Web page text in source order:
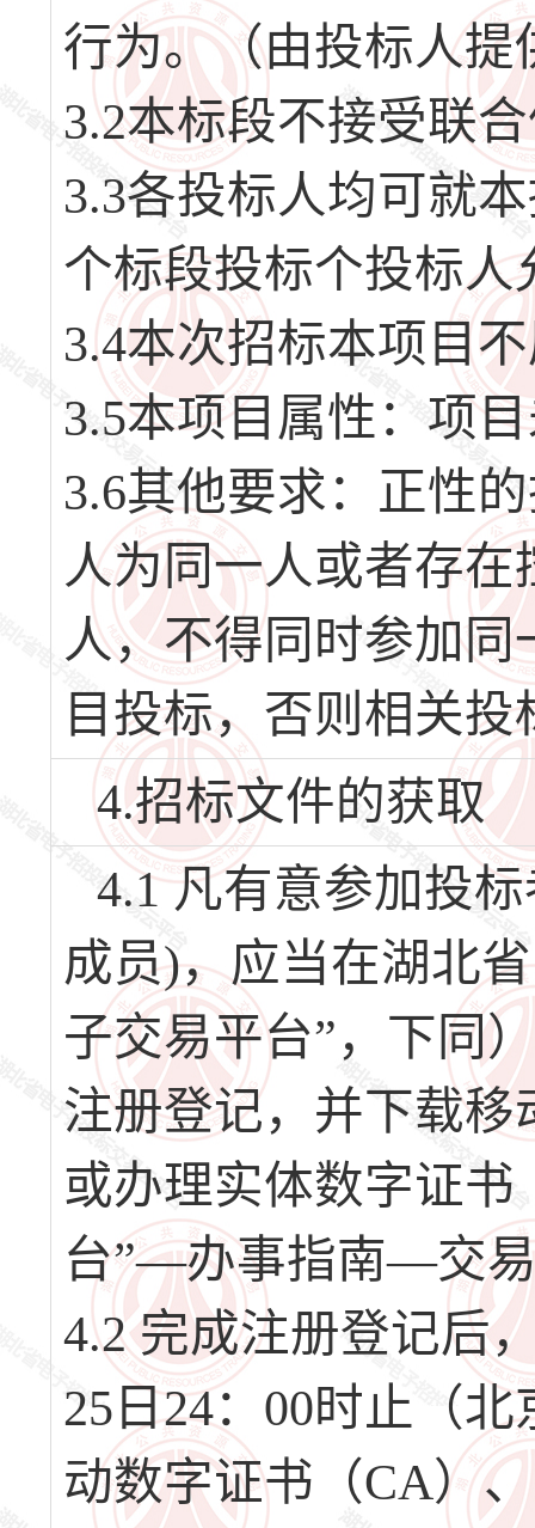
行为。（由投标人
3.2本标段不接受联
3.3各投标人均可就
个标段投标个投标人
3.4本次招标本项目
3.5本项目属性：项
3.6其他要求：正性
人为同一人或者存
人，不得同时参加
目投标，否则相关
4.招标文件的获取
4.1 凡有意参加投
成员)，应当在湖北
子交易平台”，下同
注册登记，并下载
或办理实体数字证
台”—办事指南—交
4.2 完成注册登记后
25日24：00时止（
动数字证书（CA）